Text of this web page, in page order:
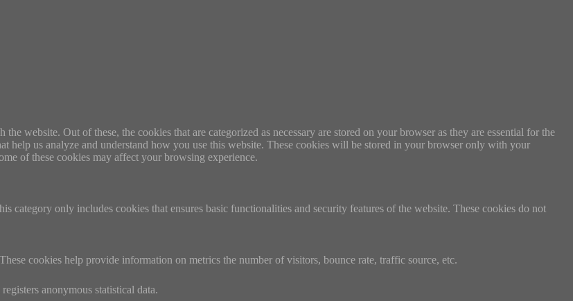
website. Out of these, the cookies that are categorized as necessary are stored on your browser as they are essential for the
help us analyze and understand how you use this website. These cookies will be stored in your browser only with your
of these cookies may affect your browsing experience.
category only includes cookies that ensures basic functionalities and security features of the website. These cookies do not
cookies help provide information on metrics the number of visitors, bounce rate, traffic source, etc.
anonymous statistical data.